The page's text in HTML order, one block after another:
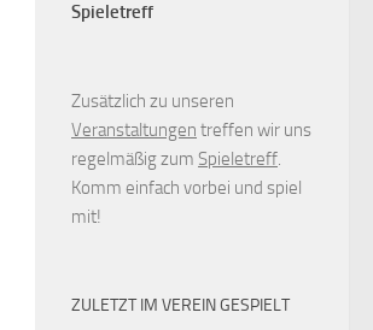
Spieletreff
Zusätzlich zu unseren
Veranstaltungen treffen wir uns
regelmäßig zum Spieletreff.
Komm einfach vorbei und spiel
mit!
ZULETZT IM VEREIN GESPIELT